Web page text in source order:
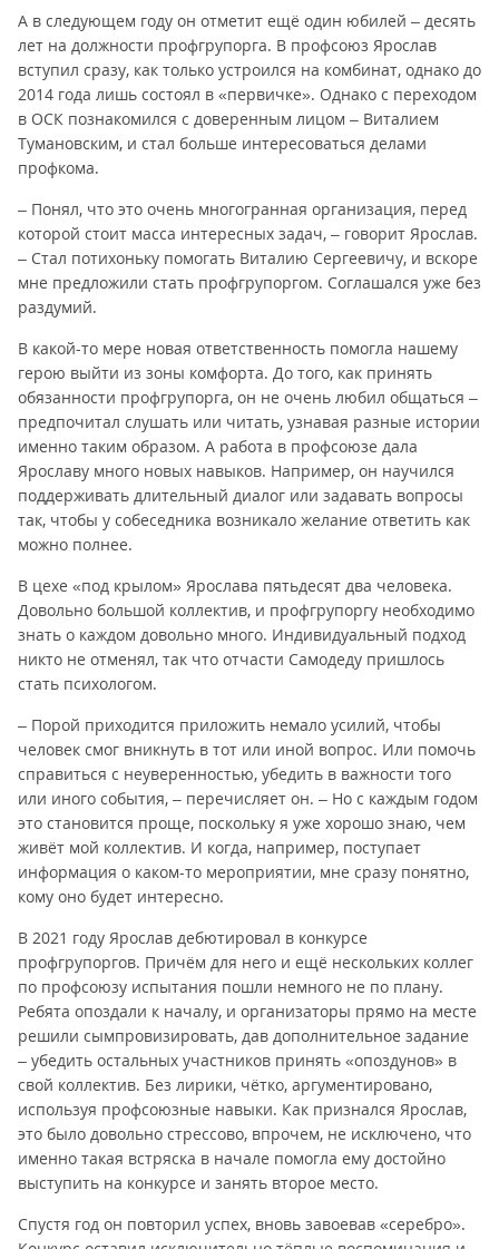
А в следующем году он отметит ещё один юбилей – десять
лет на должности профгрупорга. В профсоюз Ярослав
вступил сразу, как только устроился на комбинат, однако до
2014 года лишь состоял в «первичке». Однако с переходом
в ОСК познакомился с доверенным лицом – Виталием
Тумановским, и стал больше интересоваться делами
профкома.
– Понял, что это очень многогранная организация, перед
которой стоит масса интересных задач, – говорит Ярослав.
– Стал потихоньку помогать Виталию Сергеевичу, и вскоре
мне предложили стать профгрупоргом. Соглашался уже без
раздумий.
В какой-то мере новая ответственность помогла нашему
герою выйти из зоны комфорта. До того, как принять
обязанности профгрупорга, он не очень любил общаться –
предпочитал слушать или читать, узнавая разные истории
именно таким образом. А работа в профсоюзе дала
Ярославу много новых навыков. Например, он научился
поддерживать длительный диалог или задавать вопросы
так, чтобы у собеседника возникало желание ответить как
можно полнее.
В цехе «под крылом» Ярослава пятьдесят два человека.
Довольно большой коллектив, и профгрупоргу необходимо
знать о каждом довольно много. Индивидуальный подход
никто не отменял, так что отчасти Самодеду пришлось
стать психологом.
– Порой приходится приложить немало усилий, чтобы
человек смог вникнуть в тот или иной вопрос. Или помочь
справиться с неуверенностью, убедить в важности того
или иного события, – перечисляет он. – Но с каждым годом
это становится проще, поскольку я уже хорошо знаю, чем
живёт мой коллектив. И когда, например, поступает
информация о каком-то мероприятии, мне сразу понятно,
кому оно будет интересно.
В 2021 году Ярослав дебютировал в конкурсе
профгрупоргов. Причём для него и ещё нескольких коллег
по профсоюзу испытания пошли немного не по плану.
Ребята опоздали к началу, и организаторы прямо на месте
решили сымпровизировать, дав дополнительное задание
– убедить остальных участников принять «опоздунов» в
свой коллектив. Без лирики, чётко, аргументировано,
используя профсоюзные навыки. Как признался Ярослав,
это было довольно стрессово, впрочем, не исключено, что
именно такая встряска в начале помогла ему достойно
выступить на конкурсе и занять второе место.
Спустя год он повторил успех, вновь завоевав «серебро».